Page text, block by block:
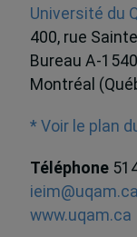
Université du
400, rue
Bureau A-
Montréal
* Voir le plan
Téléphone
ieim@uqam.ca
www.uqam.ca